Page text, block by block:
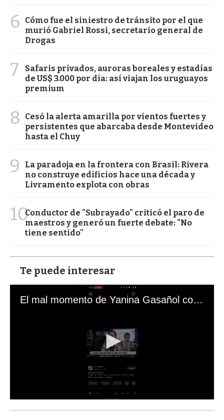
6
Cómo fue el siniestro de tránsito por el que
murió Gabriel Rossi, secretario general de
Drogas
7
Safaris privados, auroras boreales y estadías
de US$ 3.000 por día: así viajan los uruguayos
premium
8
Cesó la alerta amarilla por vientos fuertes y
persistentes que abarcaba desde Montevideo
hasta el Chuy
9
La paradoja en la frontera con Brasil: Rivera
no construye edificios hace una década y
Livramento explota con obras
10Conductor de "Subrayado" criticó el paro de
maestros y generó un fuerte debate: "No
tiene sentido"
Te puede interesar
El mal momento de Yanina Gasañol con un hincha argentino en "Subrayado"
s